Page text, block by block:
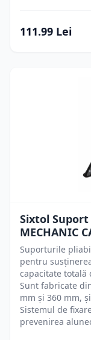
111.99 Lei
Sixtol
MECHANIC
Suporturile
pentru
capacitate totală
Sunt fabricate
mm și 360 mm,
Sistemul de
prevenirea